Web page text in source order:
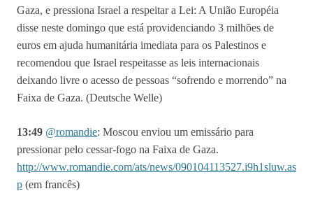
Gaza, e pressiona Israel a respeitar a Lei: A União Européia
disse neste domingo que está providenciando 3 milhões de
euros em ajuda humanitária imediata para os Palestinos e
recomendou que Israel respeitasse as leis internacionais
deixando livre o acesso de pessoas “sofrendo e morrendo” na
Faixa de Gaza. (Deutsche Welle)
13:49 @romandie: Moscou enviou um emissário para
pressionar pelo cessar-fogo na Faixa de Gaza.
http://www.romandie.com/ats/news/090104113527.i9h1sluw.as
p (em francês)